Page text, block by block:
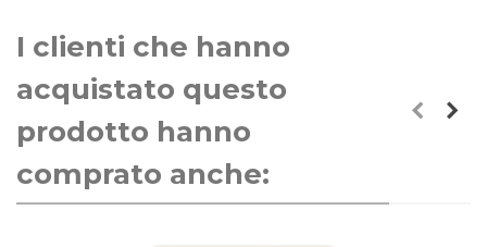
I clienti che hanno
acquistato questo
prodotto hanno
comprato anche: